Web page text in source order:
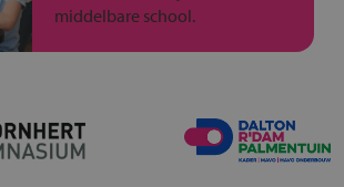
middelbare school.